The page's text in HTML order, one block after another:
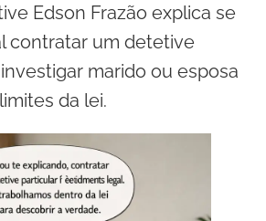
Edson Frazão explica se
contratar um detetive
marido ou esposa
da lei.